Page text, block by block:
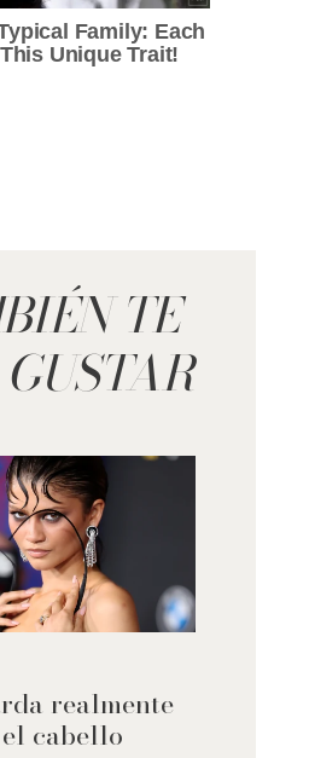
TE
realmente
cabello